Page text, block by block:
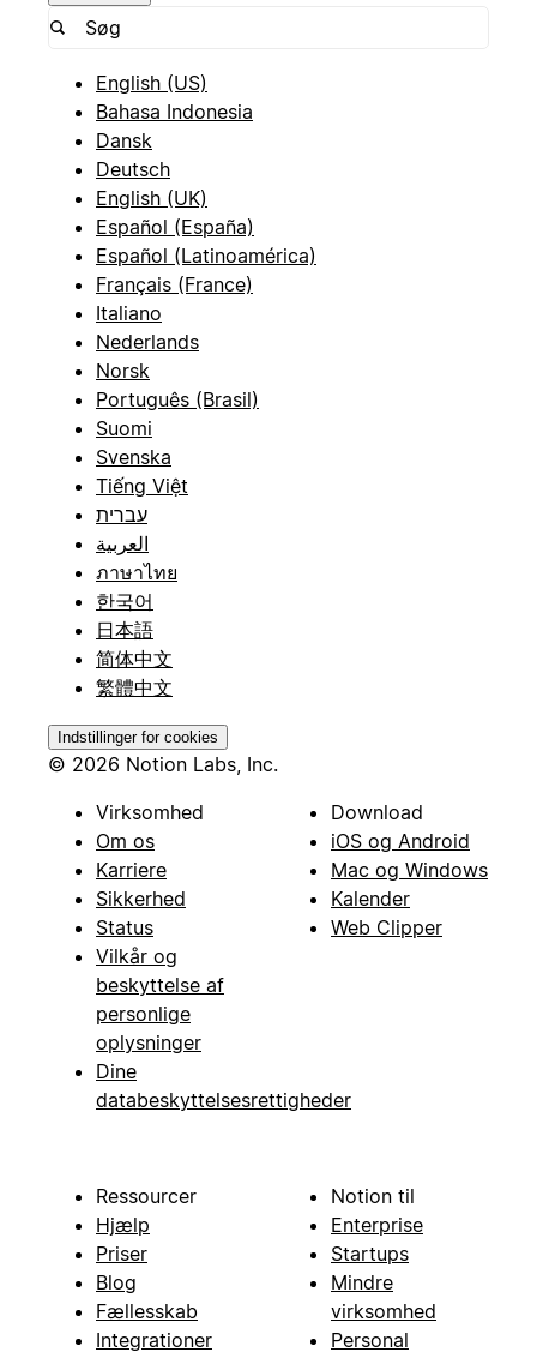
English (US)
Bahasa Indonesia
Dansk
Deutsch
English (UK)
Español (España)
Español (Latinoamérica)
Français (France)
Italiano
Nederlands
Norsk
Português (Brasil)
Suomi
Svenska
Tiếng Việt
עברית
العربية
ภาษาไทย
한국어
日本語
简体中文
繁體中文
Indstillinger for cookies
© 2026 Notion Labs, Inc.
Virksomhed
Om os
Karriere
Sikkerhed
Status
Vilkår og
beskyttelse af
personlige
oplysninger
Dine
databeskyttelsesrettigheder
Download
iOS og Android
Mac og Windows
Kalender
Web Clipper
Ressourcer
Hjælp
Priser
Blog
Fællesskab
Integrationer
Notion til
Enterprise
Startups
Mindre
virksomhed
Personal